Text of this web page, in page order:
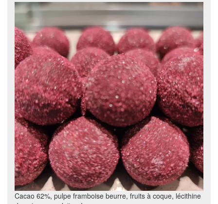
Cacao 62%, pulpe framboise beurre, fruits à coque, lécithine